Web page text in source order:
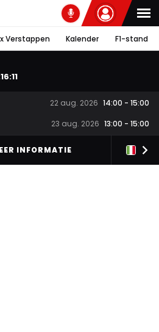
Verstappen Kalender F1-stand
16:10
22 aug. 2026 14:00 - 15:00
23 aug. 2026 13:00 - 15:00
INFORMATIE